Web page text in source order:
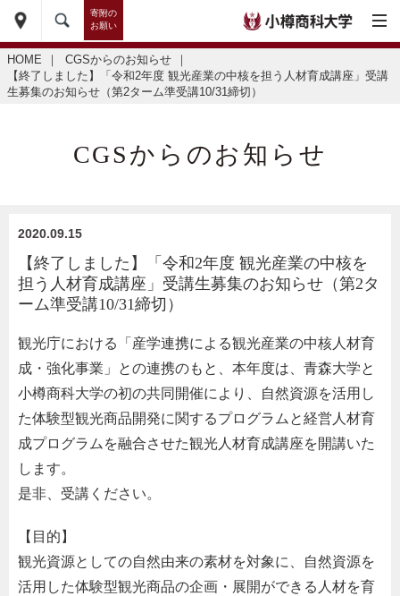
寄附の
お願い
HOME ｜ CGSからのお知らせ
｜
【終了しました】「令和2年度 観光産業の中核を担う人材育成講座」受講
生募集のお知らせ（第2ターム準受講10/31締切）
CGSからのお知らせ
2020.09.15
【終了しました】「令和2年度 観光産業の中核を
担う人材育成講座」受講生募集のお知らせ（第2タ
ーム準受講10/31締切）
観光庁における「産学連携による観光産業の中核人材育
成・強化事業」との連携のもと、本年度は、青森大学と
小樽商科大学の初の共同開催により、自然資源を活用し
た体験型観光商品開発に関するプログラムと経営人材育
成プログラムを融合させた観光人材育成講座を開講いた
します。
是非、受講ください。
【目的】
観光資源としての自然由来の素材を対象に、自然資源を
活用した体験型観光商品の企画・展開ができる人材を育